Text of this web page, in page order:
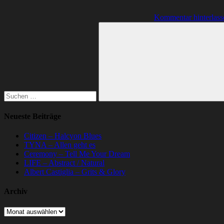
Kommentar
Suchen
Neueste Beiträge
Citizen – Halcyon Blues
TYNA – Allen geht es
Ceremony – Tell Me Your Dream
LIFE – Abstract / Natural
Albert Castiglia – Grits & Glory
Archiv
Archiv